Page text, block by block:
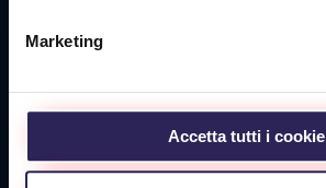
Marketing
Accetta tutti i cookie
Tel. +39 0585 1886053